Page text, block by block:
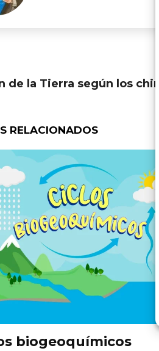
de la Tierra según los
RELACIONADOS
biogeoquímicos